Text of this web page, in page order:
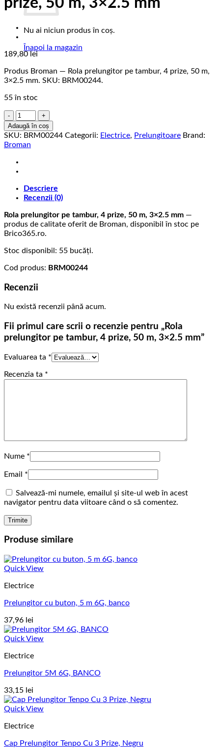
Nu ai niciun produs în coș.
Înapoi la magazin
prize, 50 m, 3×2.5 mm
189,80 lei
Produs Broman — Rola prelungitor pe tambur, 4 prize, 50 m,
3×2.5 mm. SKU: BRM00244.
55 în stoc
Cantitate
Rola
prelungitor
pe
4
prize,
m,
3x2.5
Adaugă în coș
SKU: BRM00244 Categorii: Electrice, Prelungitoare Brand:
Broman
Descriere
Recenzii (0)
Rola prelungitor pe tambur, 4 prize, 50 m, 3×2.5 mm —
produs de calitate oferit de Broman, disponibil în stoc pe
Brico365.ro.
Stoc disponibil: 55 bucăți.
Cod produs: BRM00244
Recenzii
Nu există recenzii până acum.
Fii primul care scrii o recenzie pentru „Rola
prelungitor pe tambur, 4 prize, 50 m, 3×2.5 mm”
Evaluarea ta *
Recenzia ta *
Nume *
Email *
Salvează-mi numele, emailul și site-ul web în acest
navigator pentru data viitoare când o să comentez.
Produse similare
Quick View
Electrice
Prelungitor cu buton, 5 m 6G, banco
37,96 lei
Quick View
Electrice
Prelungitor 5M 6G, BANCO
33,15 lei
Quick View
Electrice
Cap Prelungitor Tenpo Cu 3 Prize, Negru